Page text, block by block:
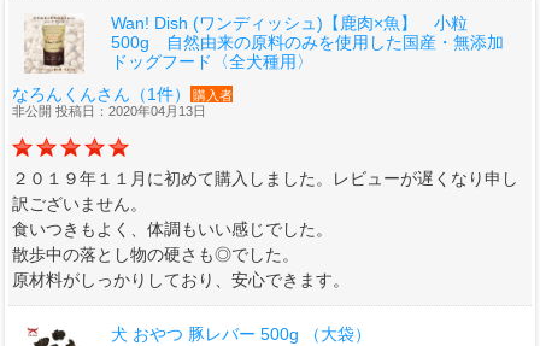
Wan! Dish (ワンディッシュ)【鹿肉×魚】 小粒
500g 自然由来の原料のみを使用した国産・無添加
ドッグフード〈全犬種用〉
なろんくんさん（1件）
購入者
非公開 投稿日：2020年04月13日
２０１９年１１月に初めて購入しました。レビューが遅くなり申し
訳ございません。
食いつきもよく、体調もいい感じでした。
散歩中の落とし物の硬さも◎でした。
原材料がしっかりしており、安心できます。
犬 おやつ 豚レバー 500g （大袋）